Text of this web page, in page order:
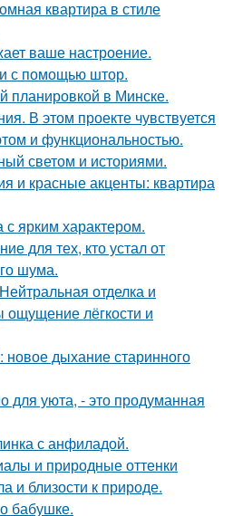
квартира в стиле
ваше настроение.
с помощью штор.
планировкой в Минске.
В этом проекте чувствуется
и функциональностью.
светом и историями.
и красные акценты: квартира
ярким характером.
для тех, кто устал от
шума.
отделка и
лёгкости и
новое дыхание старинного
для уюта, - это продуманная
с анфиладой.
и природные оттенки
и близости к природе.
бабушке.